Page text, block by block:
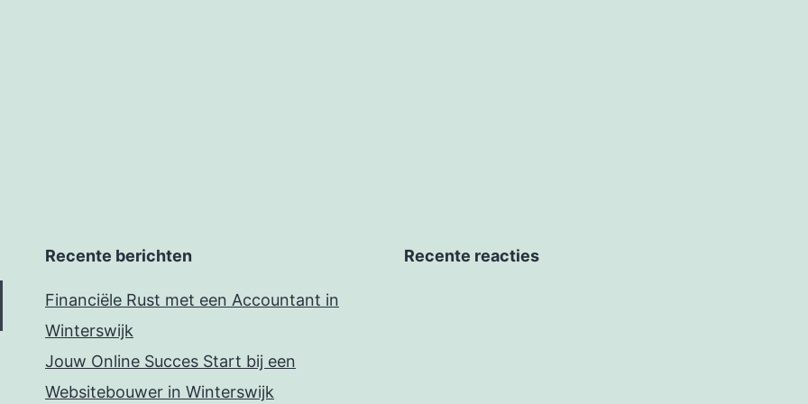
Recente berichten
Financiële Rust met een Accountant in
Winterswijk
Jouw Online Succes Start bij een
Websitebouwer in Winterswijk
Recente reacties